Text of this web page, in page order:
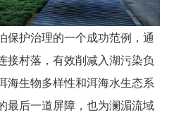
保护治理的一个成功范例，通
接村落，有效削减入湖污染负
海生物多样性和洱海水生态系
最后一道屏障，也为澜湄流域